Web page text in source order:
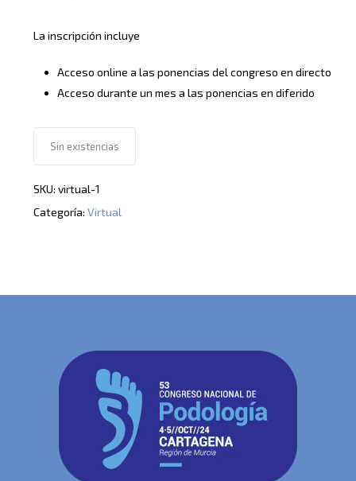
La inscripción incluye
Acceso online a las ponencias del congreso en directo
Acceso durante un mes a las ponencias en diferido
Sin existencias
SKU: virtual-1
Categoría: Virtual